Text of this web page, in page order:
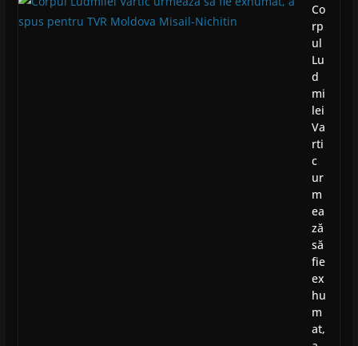
Co
rp
ul
Lu
d
mi
lei
Va
rti
c
ur
m
ea
ză
să
fie
ex
hu
m
at,